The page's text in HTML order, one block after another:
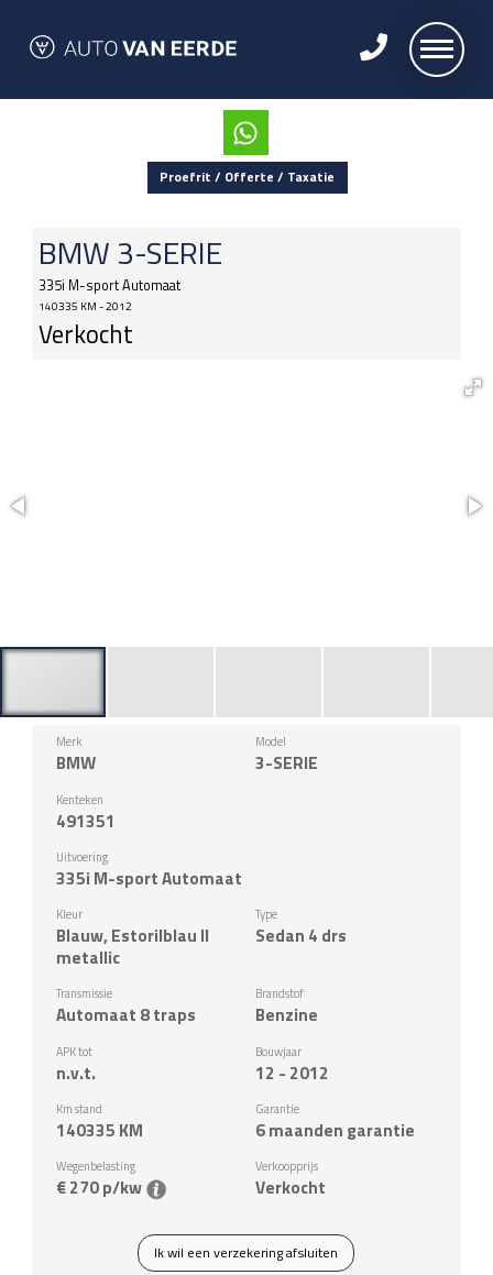
Proefrit / Offerte / Taxatie
BMW3-SERIE
335i M-sport Automaat
140335 KM - 2012
Verkocht
Merk
BMW
Model
3-SERIE
Kenteken
491351
Uitvoering
335i M-sport Automaat
Kleur
Blauw, Estorilblau II
metallic
Type
Sedan 4 drs
Transmissie
Automaat 8 traps
Brandstof
Benzine
APK tot
n.v.t.
Bouwjaar
12 - 2012
Km stand
140335 KM
Garantie
6 maanden garantie
Wegenbelasting
€ 270 p/kw
Verkoopprijs
Verkocht
Ik wil een verzekering afsluiten